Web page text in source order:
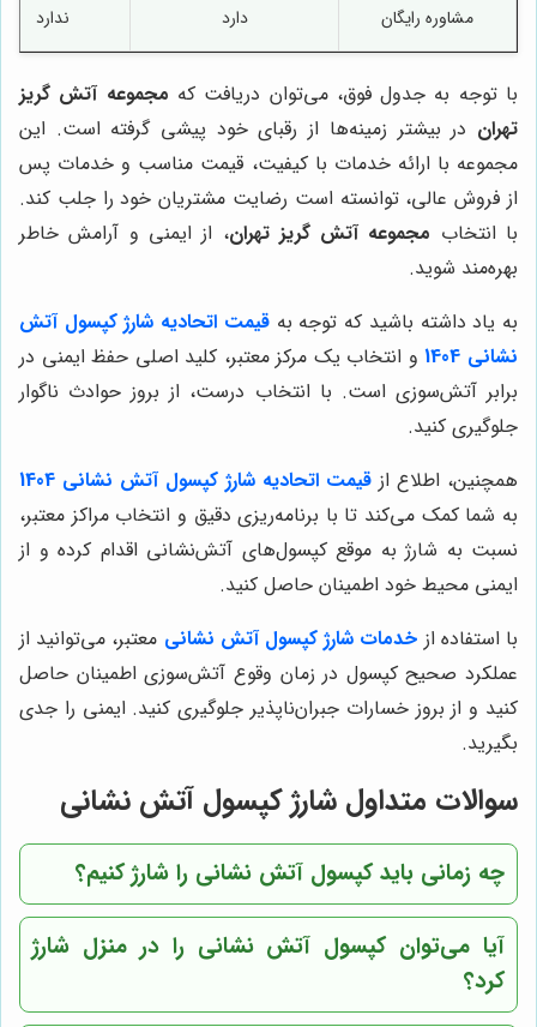
مشاوره رایگان دارد ندارد
با توجه به جدول فوق، می‌توان دریافت که مجموعه آتش گریز
تهران در بیشتر زمینه‌ها از رقبای خود پیشی گرفته است. این
مجموعه با ارائه خدمات با کیفیت، قیمت مناسب و خدمات پس
از فروش عالی، توانسته است رضایت مشتریان خود را جلب کند.
با انتخاب مجموعه آتش گریز تهران، از ایمنی و آرامش خاطر
بهره‌مند شوید.
به یاد داشته باشید که توجه بهقیمت اتحادیه شارژ کپسول آتش
نشانی 1404
و انتخاب یک مرکز معتبر، کلید اصلی حفظ ایمنی در
برابر آتش‌سوزی است. با انتخاب درست، از بروز حوادث ناگوار
جلوگیری کنید.
همچنین، اطلاع از قیمت اتحادیه شارژ کپسول آتش نشانی 1404
به شما کمک می‌کند تا با برنامه‌ریزی دقیق و انتخاب مراکز معتبر،
نسبت به شارژ به موقع کپسول‌های آتش‌نشانی اقدام کرده و از
ایمنی محیط خود اطمینان حاصل کنید.
با استفاده از خدمات شارژ کپسول آتش نشانی معتبر، می‌توانید از
عملکرد صحیح کپسول در زمان وقوع آتش‌سوزی اطمینان حاصل
کنید و از بروز خسارات جبران‌ناپذیر جلوگیری کنید. ایمنی را جدی
بگیرید.
سوالات متداول شارژ کپسول آتش نشانی
چه زمانی باید کپسول آتش نشانی را شارژ کنیم؟
آیا می‌توان کپسول آتش نشانی را در منزل شارژ
کرد؟